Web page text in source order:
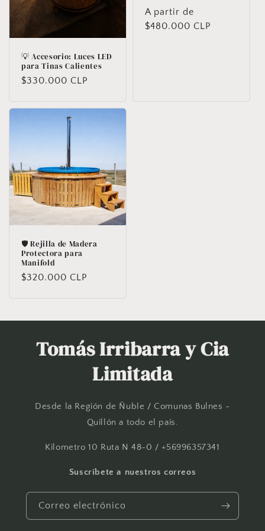
💡 Accesorio: Luces LED
para Tinas Calientes
Precio
$330.000 CLP
Precio
habitual
A partir de
$480.000 CLP
🛡️ Rejilla de Madera
Protectora para
Manifold
Precio
$320.000 CLP
Tomás Irribarra y Cia
Limitada
Desde la Región de Ñuble / Comunas Bulnes -
Quillón a todo el país.
Kilometro 10 Ruta N 48-0 / +56996357341
Suscríbete a nuestros correos
Correo electrónico